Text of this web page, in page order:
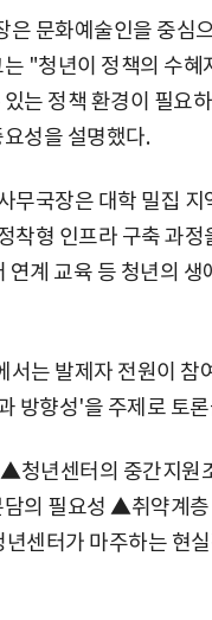
은 문화예술인을 중심
"청년이 정책의 수
는 정책 환경이 필요
성을 설명했다.
무국장은 대학 밀집
착형 인프라 구축 과
계 교육 등 청년의
서는 발제자 전원이 참
방향성'을 주제로 토
청년센터의 중간지원
의 필요성 ▲취약계층
센터가 마주하는 현